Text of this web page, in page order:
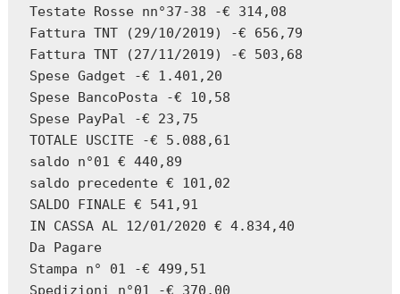
Testate Rosse nn°37-38 -€ 314,08
Fattura TNT (29/10/2019) -€ 656,79
Fattura TNT (27/11/2019) -€ 503,68
Spese Gadget -€ 1.401,20
Spese BancoPosta -€ 10,58
Spese PayPal -€ 23,75
TOTALE USCITE -€ 5.088,61
saldo n°01 € 440,89
saldo precedente € 101,02
SALDO FINALE € 541,91
IN CASSA AL 12/01/2020 € 4.834,40
Da Pagare
Stampa n° 01 -€ 499,51
Spedizioni n°01 -€ 370,00